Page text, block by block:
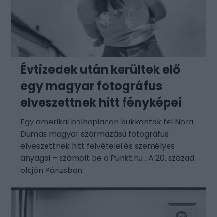
Évtizedek után kerültek elő
egy magyar fotográfus
elveszettnek hitt fényképei
Egy amerikai bolhapiacon bukkantak fel Nora
Dumas magyar származású fotográfus
elveszettnek hitt felvételei és személyes
anyagai – számolt be a Punkt.hu . A 20. század
elején Párizsban